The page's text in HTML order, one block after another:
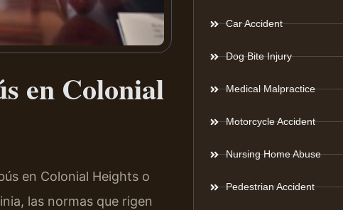
en Colonial
en Colonial Heights o
las normas que rigen
Car Accident
Dog Bite Injury
Medical Malpractice
Motorcycle Accident
Nursing Home Abuse
Pedestrian Accident